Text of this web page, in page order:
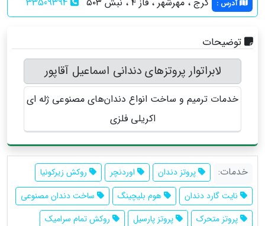
آدرس :
توضیحات
لابراتوار پروتزهای دندانی اسماعیل آقاپور
خدمات ترمیم و ساخت انواع دندان‌های مصنوعی ژله ای
اکریلی فلزی
خدمات: پروتز دندان اوردنچر
روکش زیرکونیا
نایت گارد دندان
هوم بلیچینگ
ساخت دندان مصنوعی
پروتز متحرک
پروتز پارسیل
روکش تمام سرامیک